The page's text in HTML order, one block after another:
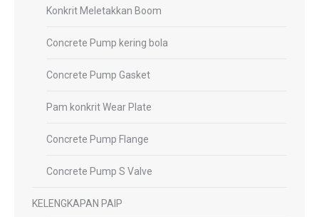
Konkrit Meletakkan Boom
Concrete Pump kering bola
Concrete Pump Gasket
Pam konkrit Wear Plate
Concrete Pump Flange
Concrete Pump S Valve
KELENGKAPAN PAIP